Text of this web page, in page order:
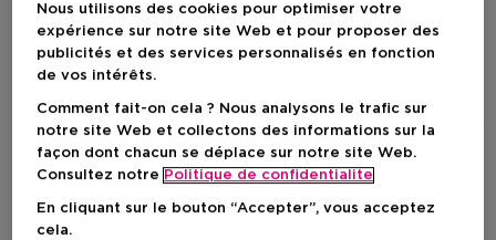
Prisme Libre Highlighter
56,42 €
61,00 €
Prisme Libre Skin & Color
Serum Primer
51,80 €
Prix de vente conseillé
Nous utilisons des cookies pour optimiser votre
expérience sur notre site Web et pour proposer des
publicités et des services personnalisés en fonction
de vos intérêts.
Comment fait-on cela ? Nous analysons le trafic sur
notre site Web et collectons des informations sur la
façon dont chacun se déplace sur notre site Web.
Consultez notre Politique de confidentialite
En cliquant sur le bouton “Accepter”, vous acceptez
cela.